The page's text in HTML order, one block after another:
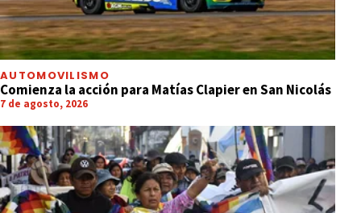
AUTOMOVILISMO
Comienza la acción para Matías Clapier en San Nicolás
7 de agosto, 2026